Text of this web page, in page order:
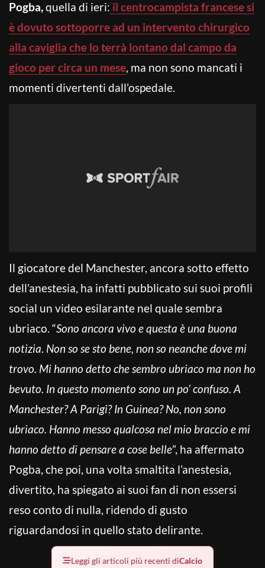
Pogba,quella di ieri: il centrocampista francese si
è dovuto sottoporre ad un intervento chirurgico
alla caviglia che lo terrà lontano dal campo da
gioco per circa un mese, ma non sono mancati i
momenti divertenti dall’ospedale.
Il giocatore del Manchester, ancora sotto effetto
dell’anestesia, ha infatti pubblicato sui suoi profili
social un video esilarante nel quale sembra
ubriaco. “Sono ancora vivo e questa è una buona
notizia. Non so se sto bene, non so neanche dove mi
trovo. Mi hanno detto che sembro ubriaco ma non ho
bevuto. In questo momento sono un po’ confuso. A
Manchester? A Parigi? In Guinea? No, non sono
ubriaco. Hanno messo qualcosa nel mio braccio e mi
hanno detto di pensare a cose belle”, ha affermato
Pogba, che poi, una volta smaltita l’anestesia,
divertito, ha spiegato ai suoi fan di non essersi
reso conto di nulla, ridendo di gusto
riguardandosi in quello stato delirante.
Leggi gli articoli più recenti diCalcio